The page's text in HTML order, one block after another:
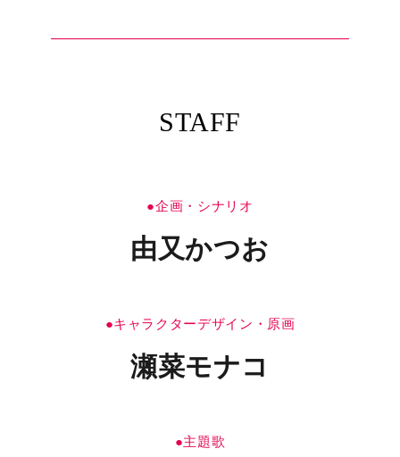
STAFF
●企画・シナリオ
由又かつお
●キャラクターデザイン・原画
瀬菜モナコ
●主題歌